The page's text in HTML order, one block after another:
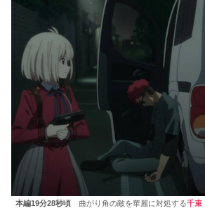
本編19分28秒頃 曲がり角の敵を華麗に対処する千束